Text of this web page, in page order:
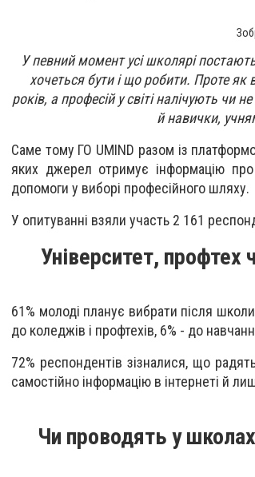
У певний момент усі школярі
хочеться бути і що робити. Проте як
років, а професій у світі налічують чи
й навички,
Саме тому ГО UMIND разом із
яких джерел отримує інформацію про
допомоги у виборі професійного шляху.
У опитуванні взяли участь 2 161
Університет, профтех
61% молоді планує вибрати після
до коледжів і профтехів, 6% - до
72% респондентів зізналися, що
самостійно інформацію в інтернеті й
Чи проводять у